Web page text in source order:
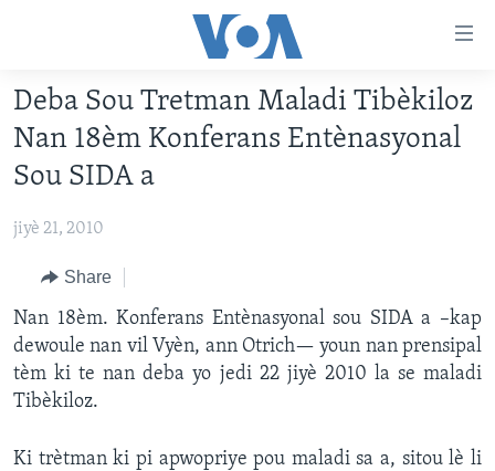
Skip
to
main
content
to
Navigation
Skip
Search
ENTÈNASYONAL
VIDEO
FLASHPOINT IKRÈN
Learning English
Deba Sou Tretman Maladi Tibèkiloz
Nan 18èm Konferans Entènasyonal
Sou SIDA a
jiyè 21, 2010
Share
Nan 18èm. Konferans Entènasyonal sou SIDA a –kap
dewoule nan vil Vyèn, ann Otrich— youn nan prensipal
tèm ki te nan deba yo jedi 22 jiyè 2010 la se maladi
Tibèkiloz.
Ki trètman ki pi apwopriye pou maladi sa a, sitou lè li